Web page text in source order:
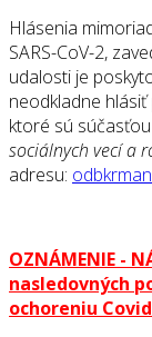
Hlásenia
SARS-CoV-2,
udalosti je
neodkladne
ktoré sú súčasťou
sociálnych vecí a
adresu:
OZNÁMENIE -
nasledovných
ochoreniu